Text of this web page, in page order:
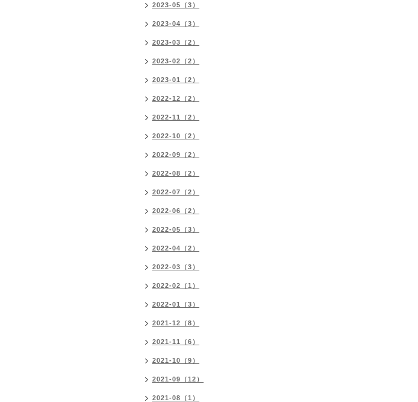
2023-05（3）
2023-04（3）
2023-03（2）
2023-02（2）
2023-01（2）
2022-12（2）
2022-11（2）
2022-10（2）
2022-09（2）
2022-08（2）
2022-07（2）
2022-06（2）
2022-05（3）
2022-04（2）
2022-03（3）
2022-02（1）
2022-01（3）
2021-12（8）
2021-11（6）
2021-10（9）
2021-09（12）
2021-08（1）